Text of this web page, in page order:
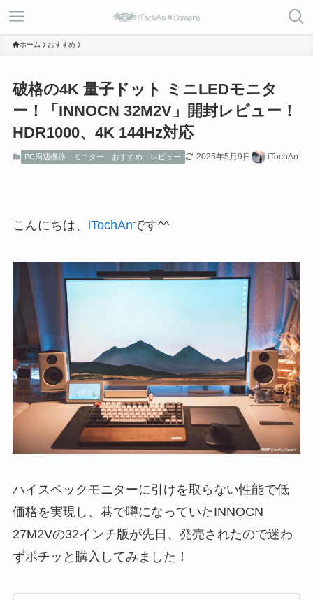
ホーム おすすめ
破格の4K 量子ドット ミニLEDモニタ
ー！「INNOCN 32M2V」開封レビュー！
HDR1000、4K 144Hz対応
PC周辺機器 モニター おすすめ レビュー 2025年5月9日 iTochAn
こんにちは、 iTochAnです^^
ハイスペックモニターに引けを取らない性能で低
価格を実現し、巷で噂になっていたINNOCN
27M2Vの32インチ版が先日、発売されたので迷わ
ずポチッと購入してみました！